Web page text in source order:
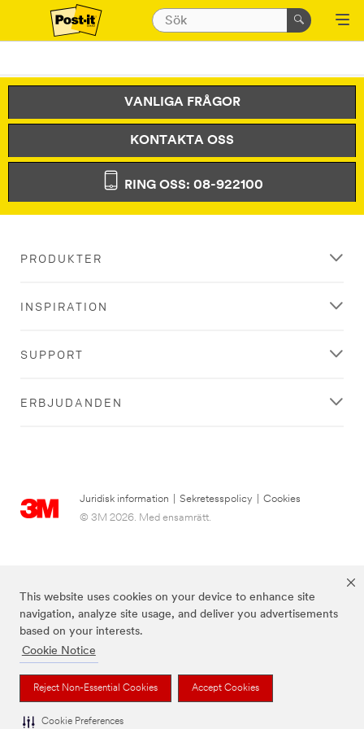
This website uses cookies on your device to enhance site
navigation, analyze site usage, and deliver you advertisements
based on your interests.
Cookie Notice
Reject Non-Essential Cookies Accept Cookies
Cookie Preferences
VANLIGA FRÅGOR
KONTAKTA OSS
RING OSS: 08-922100
PRODUKTER
INSPIRATION
SUPPORT
ERBJUDANDEN
Juridisk information Sekretesspolicy
Cookies
© 3M 2026. Med ensamrätt.
3M, Post-it® och färgen Canary Yellow™ är varumärken som tillhör 3M.